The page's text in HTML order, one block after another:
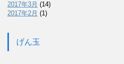
2017年3月 (14)
2017年2月 (1)
げん玉